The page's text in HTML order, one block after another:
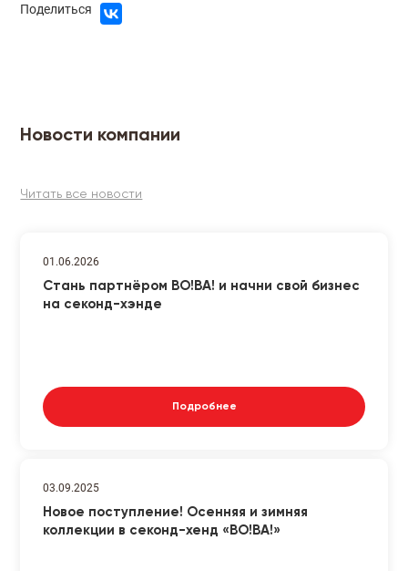
Поделиться
Новости компании
Читать все новости
01.06.2026
Стань партнёром ВО!ВА! и начни свой бизнес
на секонд-хэнде
Подробнее
03.09.2025
Новое поступление! Осенняя и зимняя
коллекции в секонд-хенд «ВО!ВА!»